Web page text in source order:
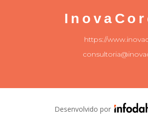
https://
Desenvolvido por